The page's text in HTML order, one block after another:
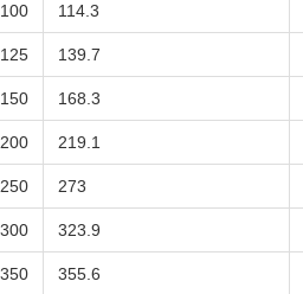
100 114.3
125 139.7
150 168.3
200 219.1
250 273
300 323.9
350 355.6